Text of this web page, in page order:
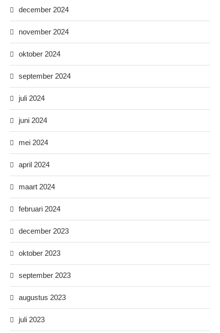
december 2024
november 2024
oktober 2024
september 2024
juli 2024
juni 2024
mei 2024
april 2024
maart 2024
februari 2024
december 2023
oktober 2023
september 2023
augustus 2023
juli 2023